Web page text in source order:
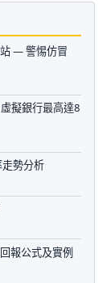
— 警惕仿冒
擬銀行最高達8
勢分析
報公式及實例